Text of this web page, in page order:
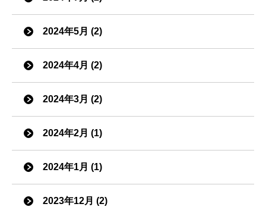
2024年5月 (2)
2024年4月 (2)
2024年3月 (2)
2024年2月 (1)
2024年1月 (1)
2023年12月 (2)